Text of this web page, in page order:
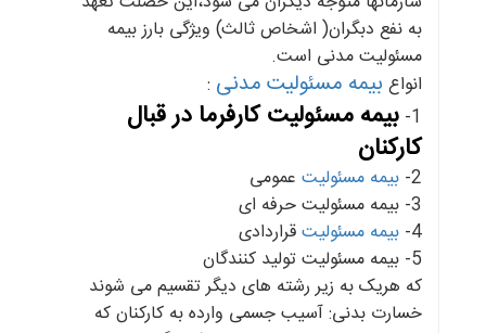
به نفع دبگران( اشخاص ثالث) ویژگی بارز بیمه
مسئولیت مدنی است.
انواع بیمه مسئولیت مدنی :
1- بیمه مسئولیت کارفرما در قبال
کارکنان
2- بیمه مسئولیتعمومی
3- بیمه مسئولیت حرفه ای
4- بیمه مسئولیتقراردادی
5- بیمه مسئولیت تولید کنندگان
که هریک به زیر رشته های دیگر تقسیم می شوند
خسارت بدنی: آسیب جسمی وارده به کارکنان که